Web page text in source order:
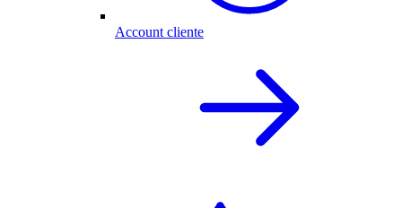
Account cliente